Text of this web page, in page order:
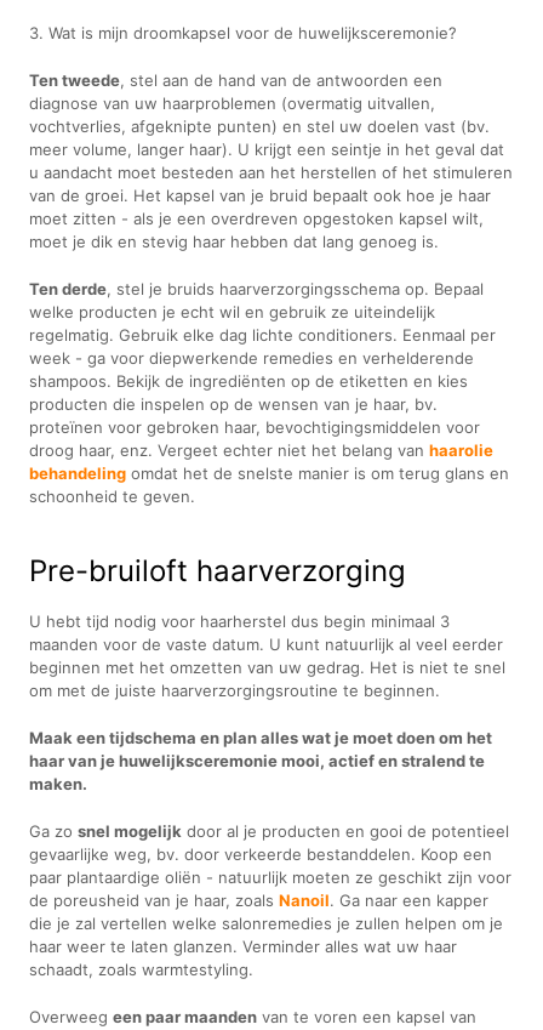
3. Wat is mijn droomkapsel voor de huwelijksceremonie?
Ten tweede, stel aan de hand van de antwoorden een
diagnose van uw haarproblemen (overmatig uitvallen,
vochtverlies, afgeknipte punten) en stel uw doelen vast (bv.
meer volume, langer haar). U krijgt een seintje in het geval dat
u aandacht moet besteden aan het herstellen of het stimuleren
van de groei. Het kapsel van je bruid bepaalt ook hoe je haar
moet zitten - als je een overdreven opgestoken kapsel wilt,
moet je dik en stevig haar hebben dat lang genoeg is.
Ten derde, stel je bruids haarverzorgingsschema op. Bepaal
welke producten je echt wil en gebruik ze uiteindelijk
regelmatig. Gebruik elke dag lichte conditioners. Eenmaal per
week - ga voor diepwerkende remedies en verhelderende
shampoos. Bekijk de ingrediënten op de etiketten en kies
producten die inspelen op de wensen van je haar, bv.
proteïnen voor gebroken haar, bevochtigingsmiddelen voor
droog haar, enz. Vergeet echter niet het belang vanhaarolie
behandeling omdat het de snelste manier is om terug glans en
schoonheid te geven.
Pre-bruiloft haarverzorging
U hebt tijd nodig voor haarherstel dus begin minimaal 3
maanden voor de vaste datum. U kunt natuurlijk al veel eerder
beginnen met het omzetten van uw gedrag. Het is niet te snel
om met de juiste haarverzorgingsroutine te beginnen.
Maak een tijdschema en plan alles wat je moet doen om het
haar van je huwelijksceremonie mooi, actief en stralend te
maken.
Ga zosnel mogelijk door al je producten en gooi de potentieel
gevaarlijke weg, bv. door verkeerde bestanddelen. Koop een
paar plantaardige oliën - natuurlijk moeten ze geschikt zijn voor
de poreusheid van je haar, zoalsNanoil. Ga naar een kapper
die je zal vertellen welke salonremedies je zullen helpen om je
haar weer te laten glanzen. Verminder alles wat uw haar
schaadt, zoals warmtestyling.
Overweegeen paar maanden van te voren een kapsel van